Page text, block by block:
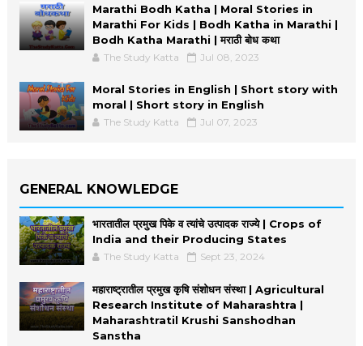
Marathi Bodh Katha | Moral Stories in
Marathi For Kids | Bodh Katha in Marathi |
Bodh Katha Marathi | मराठी बोध कथा
The Study Katta Jul 08, 2023
Moral Stories in English | Short story with
moral | Short story in English
The Study Katta Jul 07, 2023
GENERAL KNOWLEDGE
भारतातील प्रमुख पिके व त्यांचे उत्पादक राज्ये | Crops of
India and their Producing States
The Study Katta Sept 23, 2024
महाराष्ट्रातील प्रमुख कृषि संशोधन संस्था | Agricultural
Research Institute of Maharashtra |
Maharashtratil Krushi Sanshodhan
Sanstha